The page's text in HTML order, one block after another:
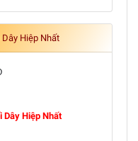
Hiệp Nhất
Dây Hiệp Nhất